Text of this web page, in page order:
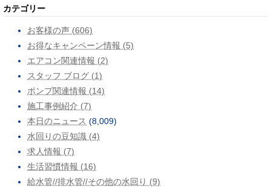
カテゴリー
お客様の声 (606)
お得なキャンペーン情報 (5)
エアコン関連情報 (2)
スタッフ ブログ (1)
ポンプ関連情報 (14)
施工事例紹介 (7)
本日のニュース (8,009)
水回りの豆知識 (4)
求人情報 (7)
生活習慣情報 (16)
給水管//排水管//その他の水回り (9)